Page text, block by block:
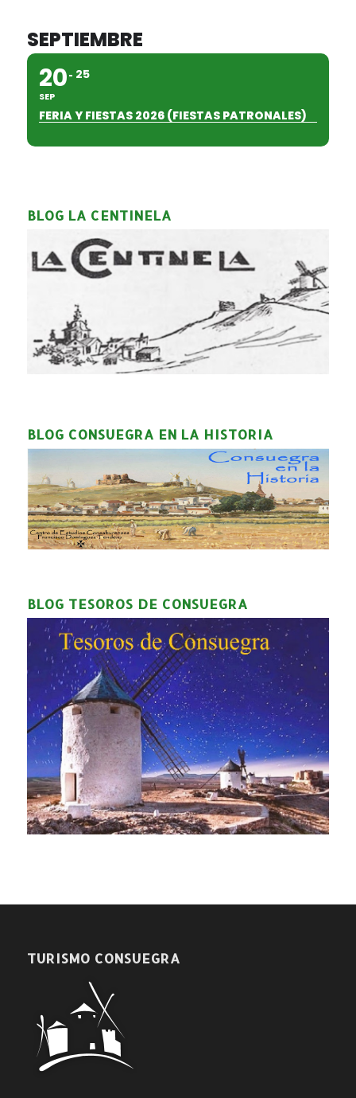
SEPTIEMBRE
20
SEP
25
FERIA Y FIESTAS 2026 (FIESTAS PATRONALES)
BLOG LA CENTINELA
BLOG CONSUEGRA EN LA HISTORIA
BLOG TESOROS DE CONSUEGRA
TURISMO CONSUEGRA